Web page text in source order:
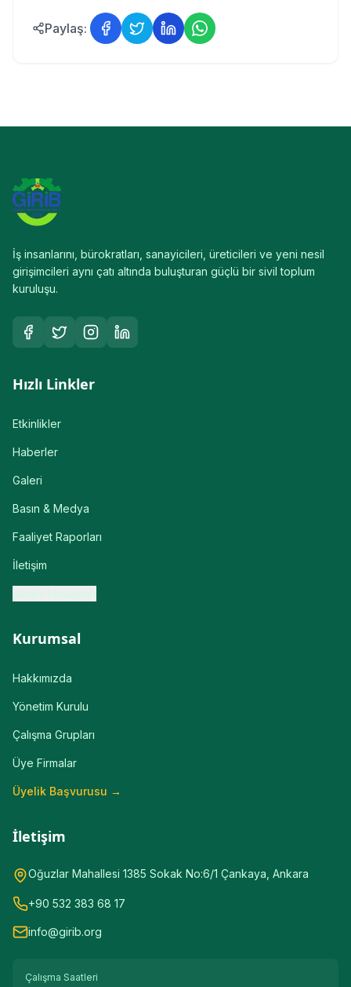
Paylaş:
İş insanlarını, bürokratları, sanayicileri, üreticileri ve yeni nesil
girişimcileri aynı çatı altında buluşturan güçlü bir sivil toplum
kuruluşu.
Hızlı Linkler
Etkinlikler
Haberler
Galeri
Basın & Medya
Faaliyet Raporları
İletişim
Banka Hesapları
Kurumsal
Hakkımızda
Yönetim Kurulu
Çalışma Grupları
Üye Firmalar
Üyelik Başvurusu →
İletişim
Oğuzlar Mahallesi 1385 Sokak No:6/1 Çankaya, Ankara
+90 532 383 68 17
info@girib.org
Çalışma Saatleri